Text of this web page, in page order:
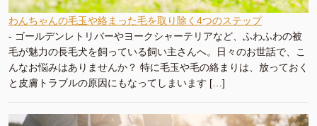
わんちゃんの毛玉や絡まった毛を取り除く4つのステップ
- ゴールデンレトリバーやヨークシャーテリアなど、ふわふわの被
毛が魅力の長毛犬を飼っている飼い主さんへ。日々のお世話で、こ
んなお悩みはありませんか？ 特に毛玉や毛の絡まりは、放っておく
と皮膚トラブルの原因にもなってしまいます […]